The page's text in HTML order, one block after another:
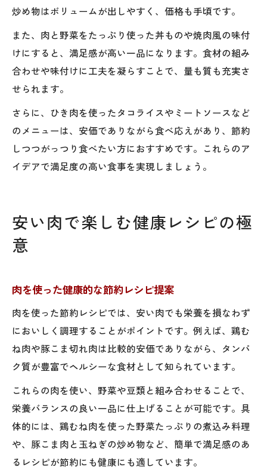
炒め物はボリュームが出しやすく、価格も手頃です。
また、肉と野菜をたっぷり使った丼ものや焼肉風の味付
けにすると、満足感が高い一品になります。食材の組み
合わせや味付けに工夫を凝らすことで、量も質も充実さ
せられます。
さらに、ひき肉を使ったタコライスやミートソースなど
のメニューは、安価でありながら食べ応えがあり、節約
しつつがっつり食べたい方におすすめです。これらのア
イデアで満足度の高い食事を実現しましょう。
安い肉で楽しむ健康レシピの極
意
肉を使った健康的な節約レシピ提案
肉を使った節約レシピでは、安い肉でも栄養を損なわず
においしく調理することがポイントです。例えば、鶏む
ね肉や豚こま切れ肉は比較的安価でありながら、タンパ
ク質が豊富でヘルシーな食材として知られています。
これらの肉を使い、野菜や豆類と組み合わせることで、
栄養バランスの良い一品に仕上げることが可能です。具
体的には、鶏むね肉を使った野菜たっぷりの煮込み料理
や、豚こま肉と玉ねぎの炒め物など、簡単で満足感のあ
るレシピが節約にも健康にも適しています。